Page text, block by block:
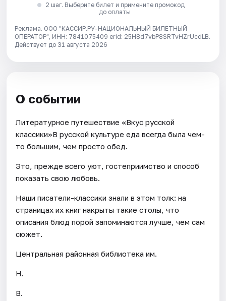
2 шаг. Выберите билет и примените промокод
до оплаты
Реклама. ООО "КАССИР.РУ-НАЦИОНАЛЬНЫЙ БИЛЕТНЫЙ
ОПЕРАТОР", ИНН: 7841075409 erid: 25H8d7vbP8SRTvHZrUcdLB.
Действует до 31 августа 2026
О событии
Литературное путешествие «Вкус русской
классики»В русской культуре еда всегда была чем-
то большим, чем просто обед.
Это, прежде всего уют, гостеприимство и способ
показать свою любовь.
Наши писатели-классики знали в этом толк: на
страницах их книг накрыты такие столы, что
описания блюд порой запоминаются лучше, чем сам
сюжет.
Центральная районная библиотека им.
Н.
В.